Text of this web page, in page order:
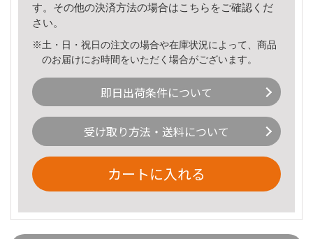
す。その他の決済方法の場合はこちら をご確認くだ
さい。
※土・日・祝日の注文の場合や在庫状況によって、商品
のお届けにお時間をいただく場合がございます。
即日出荷条件について
受け取り方法・送料について
カートに入れる